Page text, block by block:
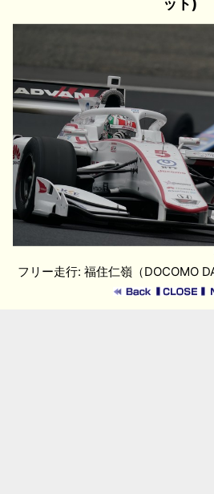
ット)
フリー走行: 福住仁嶺（DOCOMO